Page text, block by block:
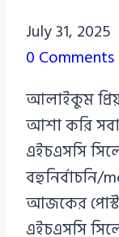
Azizul
Haque
Haque
July 31, 2025
0 Comments
আলাইকুম
আশা করি
এইচএসসি
আজকের
এইচএসসি